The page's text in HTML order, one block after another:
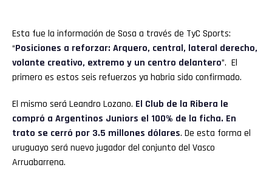
Esta fue la información de Sosa a través de TyC Sports:
“Posiciones a reforzar: Arquero, central, lateral derecho,
volante creativo, extremo y un centro delantero”. El
primero es estos seis refuerzos ya habria sido confirmado.
El mismo será Leandro Lozano. El Club de la Ribera le
compró a Argentinos Juniors el 100% de la ficha. En
trato se cerró por 3.5 millones dólares. De esta forma el
uruguayo será nuevo jugador del conjunto del Vasco
Arruabarrena.